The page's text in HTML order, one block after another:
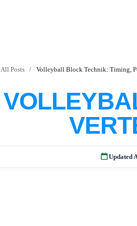
All Posts / Volleyball Block Technik: Timing,
Updated